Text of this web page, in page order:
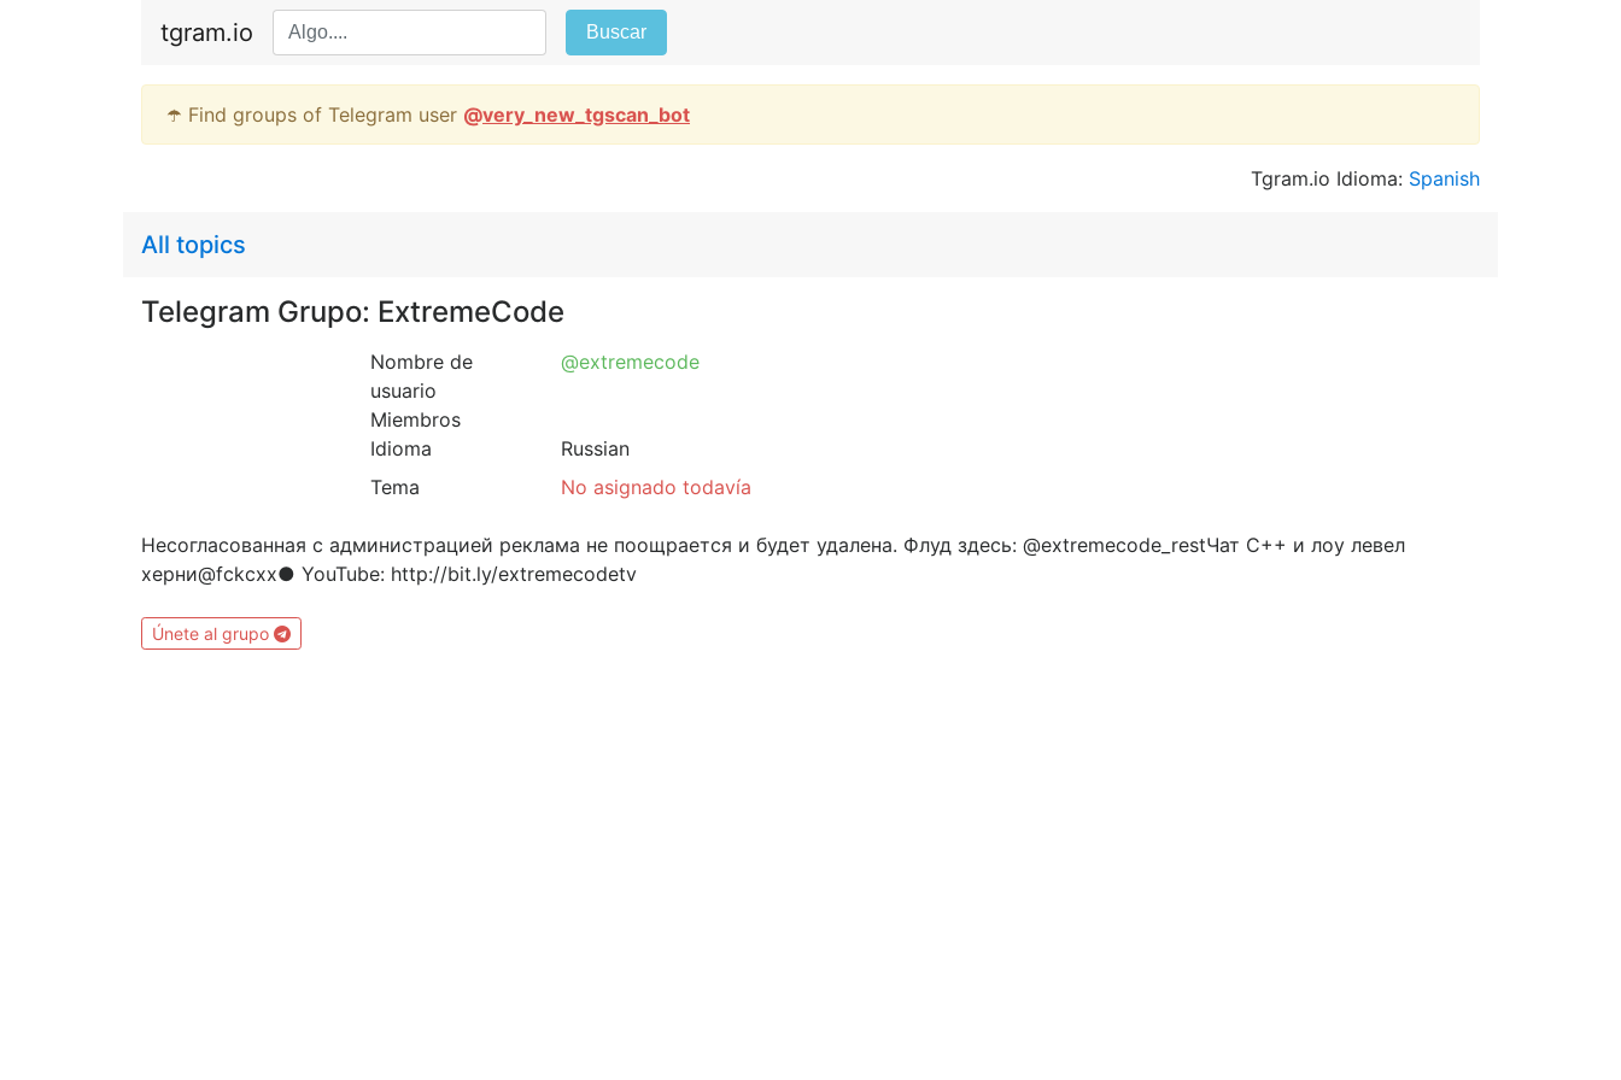
tgram.io Buscar
☂️ Find groups of Telegram user @very_new_tgscan_bot
Tgram.io Idioma: Spanish
All topics
Telegram Grupo: ExtremeCode
Nombre de
usuario
@extremecode
Miembros
Idioma
Russian
Tema
No asignado todavía
Несогласованная с администрацией реклама не поощрается и будет удалена. Флуд здесь: @extremecode_restЧат C++ и лоу левел
херни@fckcxx● YouTube: http://bit.ly/extremecodetv
Únete al grupo